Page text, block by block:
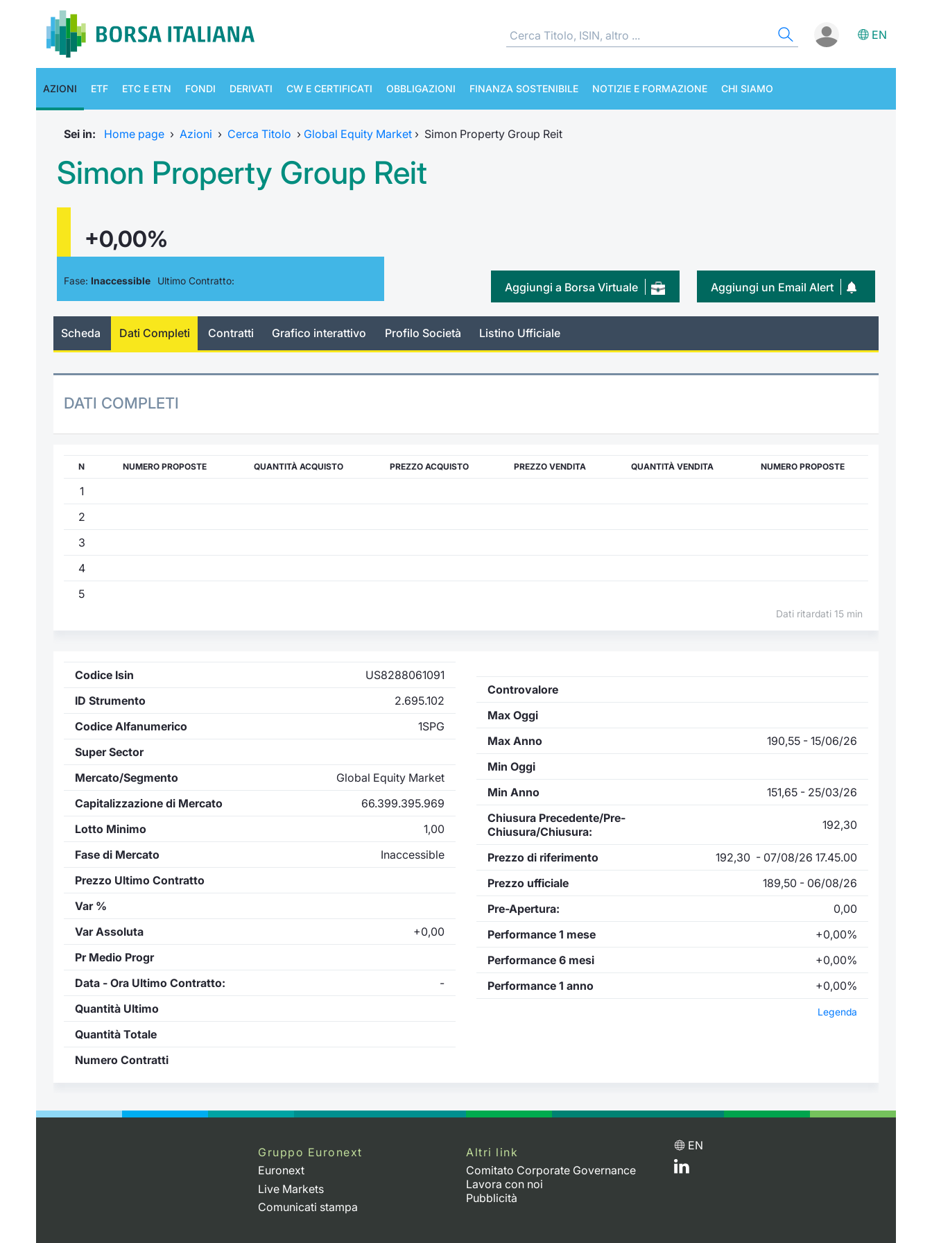
EN
AZIONI ETF ETC E ETN FONDI DERIVATI CW E CERTIFICATI OBBLIGAZIONI FINANZA SOSTENIBILE NOTIZIE E FORMAZIONE CHI SIAMO
Sei in: Home page › Azioni › Cerca Titolo › Global Equity Market › Simon Property Group Reit
Simon Property Group Reit
+0,00%
Fase: Inaccessible Ultimo Contratto: Aggiungi un Email Alert
Aggiungi a Borsa Virtuale
Scheda Dati Completi Contratti Grafico interattivo Profilo Società Listino Ufficiale
DATI COMPLETI
N NUMERO PROPOSTE QUANTITÀ ACQUISTO PREZZO ACQUISTO PREZZO VENDITA QUANTITÀ VENDITA NUMERO PROPOSTE
1
2
3
4
5
Dati ritardati 15 min
Codice Isin
US8288061091
ID Strumento
2.695.102
Codice Alfanumerico
1SPG
Super Sector
Mercato/Segmento
Global Equity Market
Capitalizzazione di Mercato
66.399.395.969
Lotto Minimo
1,00
Fase di Mercato
Inaccessible
Prezzo Ultimo Contratto
Var %
Var Assoluta
+0,00
Pr Medio Progr
Data - Ora Ultimo Contratto:
-
Quantità Ultimo
Quantità Totale
Numero Contratti
Controvalore
Max Oggi
Max Anno
190,55 - 15/06/26
Min Oggi
Min Anno
151,65 - 25/03/26
Chiusura Precedente/Pre-
Chiusura/Chiusura:
192,30
Prezzo di riferimento
192,30 - 07/08/26 17.45.00
Prezzo ufficiale
189,50 - 06/08/26
Pre-Apertura:
0,00
Performance 1 mese
+0,00%
Performance 6 mesi
+0,00%
Performance 1 anno
+0,00%
Legenda
Gruppo Euronext
Euronext
Live Markets
Comunicati stampa
Altri link
Comitato Corporate Governance
Lavora con noi
Pubblicità
EN